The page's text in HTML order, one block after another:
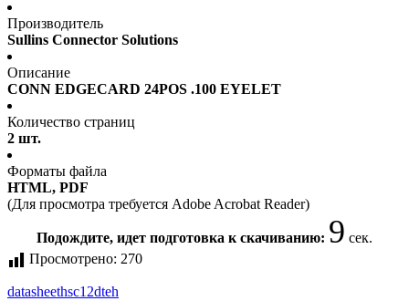
Производитель
Sullins Connector Solutions
Описание
CONN EDGECARD 24POS .100 EYELET
Количество страниц
2 шт.
Форматы файла
HTML, PDF
(Для просмотра требуется Adobe Acrobat Reader)
Подождите, идет подготовка к скачиванию: 9 сек.
Просмотрено: 270
datasheethsc12dteh